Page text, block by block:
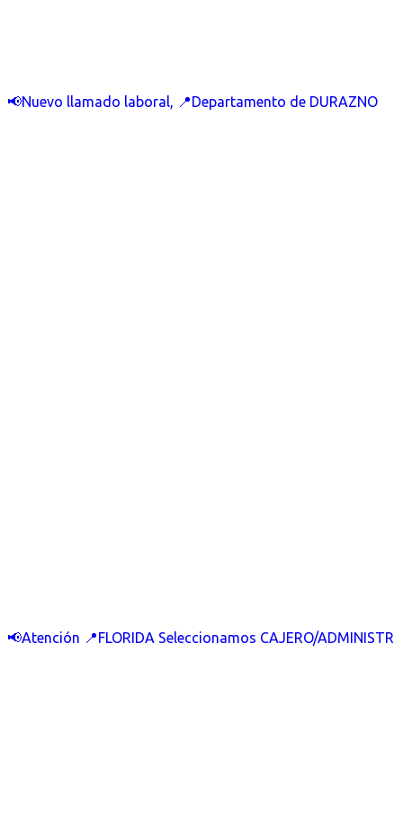
📢Nuevo llamado laboral, 📍Departamento de DURAZNO
📢Atención 📍FLORIDA Seleccionamos CAJERO/ADMINISTR